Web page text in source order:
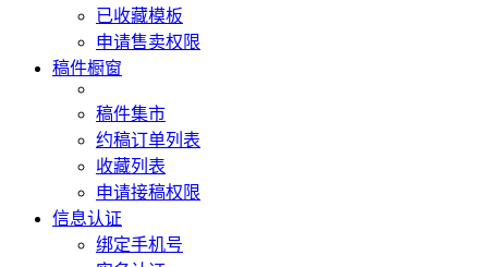
已收藏模板
申请售卖权限
稿件橱窗
稿件集市
约稿订单列表
收藏列表
申请接稿权限
信息认证
绑定手机号